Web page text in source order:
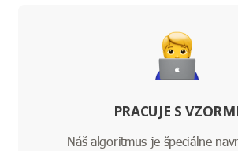
PRACUJE S
Náš algoritmus je špeciálne